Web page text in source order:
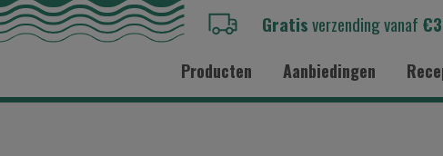
Gratisverzending vanaf
Producten Aanbiedingen